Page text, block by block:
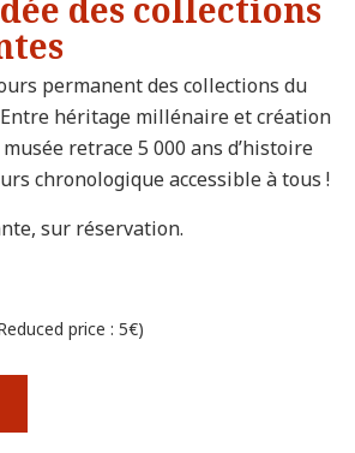
permanent des collections du
héritage millénaire et création
retrace 5 000 ans d’histoire
chronologique accessible à tous !
sur réservation.
price : 5€)